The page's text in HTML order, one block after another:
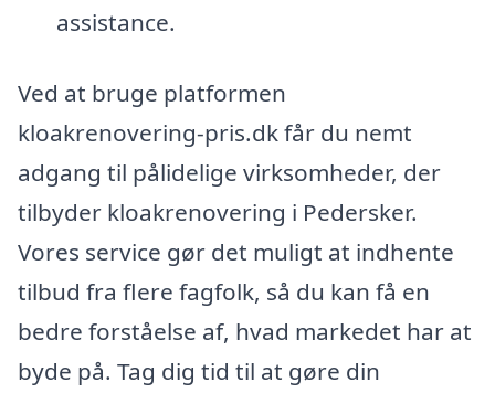
assistance.
Ved at bruge platformen
kloakrenovering-pris.dk får du nemt
adgang til pålidelige virksomheder, der
tilbyder kloakrenovering i Pedersker.
Vores service gør det muligt at indhente
tilbud fra flere fagfolk, så du kan få en
bedre forståelse af, hvad markedet har at
byde på. Tag dig tid til at gøre din